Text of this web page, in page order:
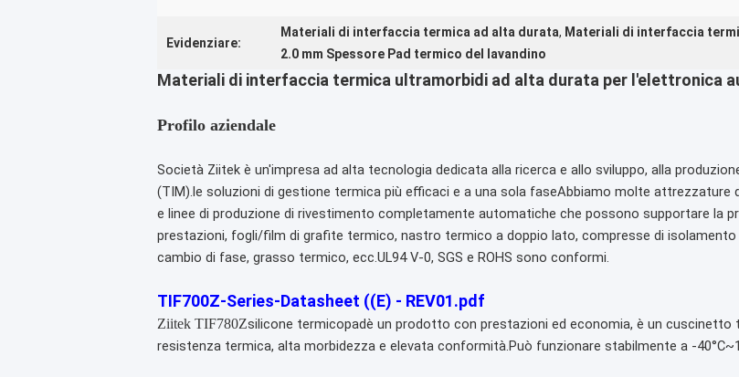
Evidenziare:
Materiali di interfaccia termica ad alta durata, Materiali di interfaccia
2.0 mm Spessore Pad termico del lavandino
Materiali di interfaccia termica ultramorbidi ad alta durata per l'elettronica
Profilo aziendale
Società Ziitek è un'impresa ad alta tecnologia dedicata alla ricerca e allo sviluppo, alla
(TIM).le soluzioni di gestione termica più efficaci e a una sola faseAbbiamo molte
e linee di produzione di rivestimento completamente automatiche che possono supportare la
prestazioni, fogli/film di grafite termico, nastro termico a doppio lato, compresse di
cambio di fase, grasso termico, ecc.UL94 V-0, SGS e ROHS sono conformi.
TIF700Z-Series-Datasheet ((E) - REV01.pdf
Ziitek TIF780Zsilicone termicopadè un prodotto con prestazioni ed economia, è un
resistenza termica, alta morbidezza e elevata conformità.Può funzionare stabilmente a -